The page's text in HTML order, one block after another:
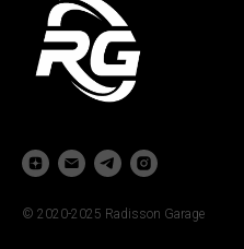
© 2020-2025 Radisson Garage